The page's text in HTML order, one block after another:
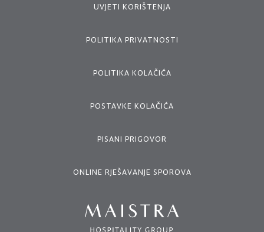
UVJETI KORIŠTENJA
POLITIKA PRIVATNOSTI
POLITIKA KOLAČIĆA
POSTAVKE KOLAČIĆA
PISANI PRIGOVOR
ONLINE RJEŠAVANJE SPOROVA